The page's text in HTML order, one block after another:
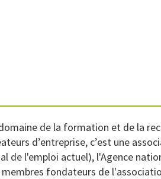
de la formation et de la
d’entreprise, c’est une
de l'emploi actuel), l'Agence
fondateurs de